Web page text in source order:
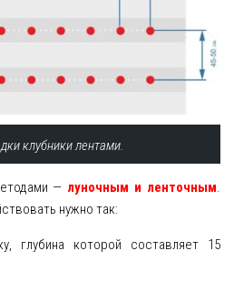
клубники лентами.
— луночным и ленточным.
нужно так:
глубина которой составляет 15